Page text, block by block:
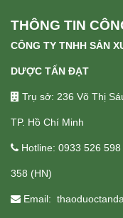
THÔNG TIN
CÔNG TY TNHH SẢN
DƯỢC TẤN ĐẠT
Trụ sở: 236 Võ Thị
TP. Hồ Chí Minh
Hotline: 0933 526
358 (HN)
Email: